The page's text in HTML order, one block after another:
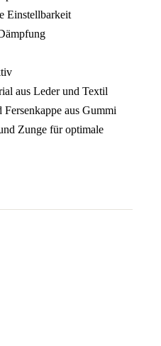
Einstellbarkeit
aus Leder und Textil
aus Gummi
Zunge für optimale